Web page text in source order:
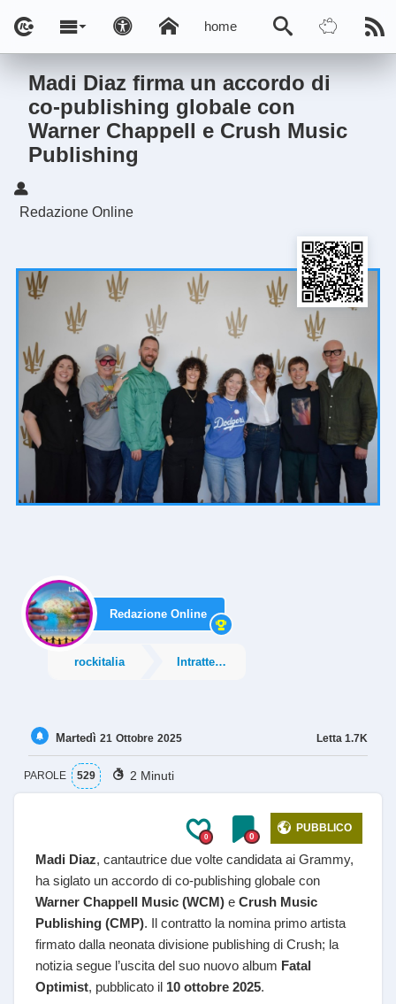
home
Madi Diaz firma un accordo di
co-publishing globale con
Warner Chappell e Crush Music
Publishing
Redazione Online
Redazione Online
rockitalia Intrattenimento
Letta 1.7K
Martedì 21 Ottobre 2025
PAROLE 529 2 Minuti
0 0
PUBBLICO
Madi Diaz, cantautrice due volte candidata ai Grammy,
ha siglato un accordo di co-publishing globale con
Warner Chappell Music (WCM) e Crush Music
Publishing (CMP). Il contratto la nomina primo artista
firmato dalla neonata divisione publishing di Crush; la
notizia segue l’uscita del suo nuovo album Fatal
Optimist, pubblicato il 10 ottobre 2025.